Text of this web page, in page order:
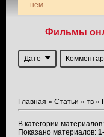
нем.
Фильмы
Дате
Главная » Статьи » тв »
В категории материалов:
Показано материалов: